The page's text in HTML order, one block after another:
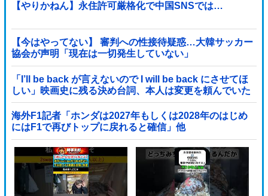
【やりかねん】永住許可厳格化で中国SNSでは…
【今はやってない】 審判への性接待疑惑…大韓サッカー
協会が声明「現在は一切発生していない」
「I’ll be back が言えないので I will be back にさせてほ
しい」映画史に残る決め台詞、本人は変更を頼んでいた
海外F1記者「ホンダは2027年もしくは2028年のはじめ
にはF1で再びトップに戻れると確信」他